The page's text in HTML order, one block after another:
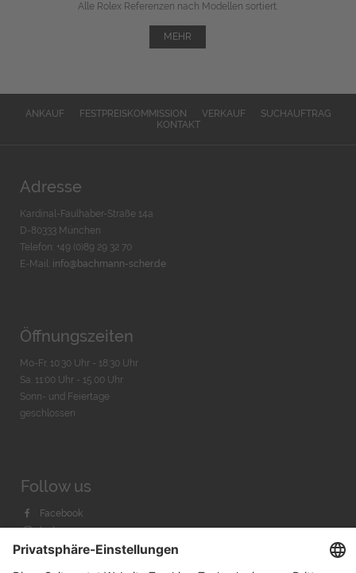
Alle Rolex Referenzen nach Modellen sortiert.
MEHR
ANKAUF FESTPREISKOMMISSION VERKAUF
SUCHAUFTRAG
KONTAKT
Adresse
Kardinal-Faulhaber-Straße 14a
D-80333 München
Telefon: +49 (0)89 29 32 70
E-Mail: info@bachmann-scher.de
Öffnungszeiten
Mo-Fr. 10:30 Uhr - 18:30 Uhr
Sa. 11:00 Uhr - 15.00 Uhr
Sonn- und Feiertage
geschlossen
Follow us
Facebook
Instagram
Youtube